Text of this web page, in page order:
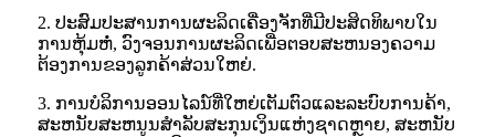
2. ປະສົມປະສານການຜະລິດເຄື່ອງຈັກທີ່ມີປະສິດທິພາບໃນ
ການຫຸ້ມຫໍ່, ວົງຈອນການຜະລິດເພື່ອຕອບສະຫນອງຄວາມ
ຕ້ອງການຂອງລູກຄ້າສ່ວນໃຫຍ່.
3. ການບໍລິການອອນໄລນ໌ທີ່ໃຫຍ່ເຕັມຕົວແລະລະບົບການຄ້າ,
ສະຫນັບສະຫນູນສໍາລັບສະກຸນເງິນແຫ່ງຊາດຫຼາຍ, ສະຫນັບ